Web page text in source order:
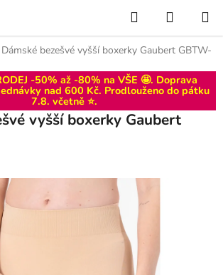
Hledat
KOŠÍK
Dámské bezešvé vyšší boxerky Gaubert GBTW-
-50% až -80% na VŠE 🤩. Doprava
nad 600 Kč. Prodlouženo do pátku
7.8. včetně ⭐.
vyšší boxerky Gaubert